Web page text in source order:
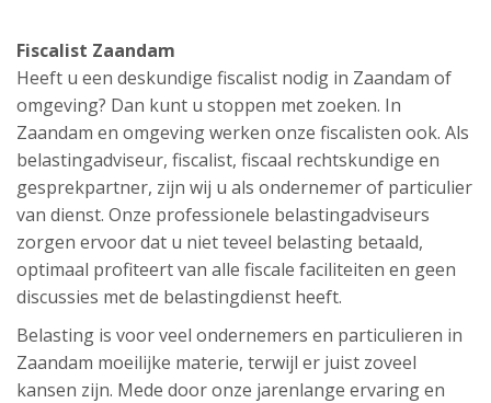
Fiscalist Zaandam
Heeft u een deskundige fiscalist nodig in Zaandam of
omgeving? Dan kunt u stoppen met zoeken. In
Zaandam en omgeving werken onze fiscalisten ook. Als
belastingadviseur, fiscalist, fiscaal rechtskundige en
gesprekpartner, zijn wij u als ondernemer of particulier
van dienst. Onze professionele belastingadviseurs
zorgen ervoor dat u niet teveel belasting betaald,
optimaal profiteert van alle fiscale faciliteiten en geen
discussies met de belastingdienst heeft.
Belasting is voor veel ondernemers en particulieren in
Zaandam moeilijke materie, terwijl er juist zoveel
kansen zijn. Mede door onze jarenlange ervaring en